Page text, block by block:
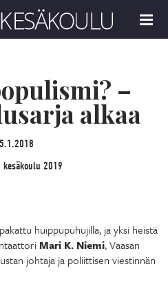
MENU
–
alkaa
kesäkoulu 2019
huippupuhujilla, ja yksi heistä
Mari K. Niemi, Vaasan
johtaja ja poliittisen viestinnän